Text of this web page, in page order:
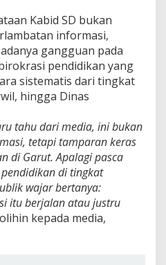
Kabid SD bukan
informasi,
gangguan pada
pendidikan yang
sistematis dari tingkat
hingga Dinas
tahu dari media, ini bukan
tetapi tamparan keras
di Garut. Apalagi pasca
di tingkat
wajar bertanya:
itu berjalan atau justru
kepada media,